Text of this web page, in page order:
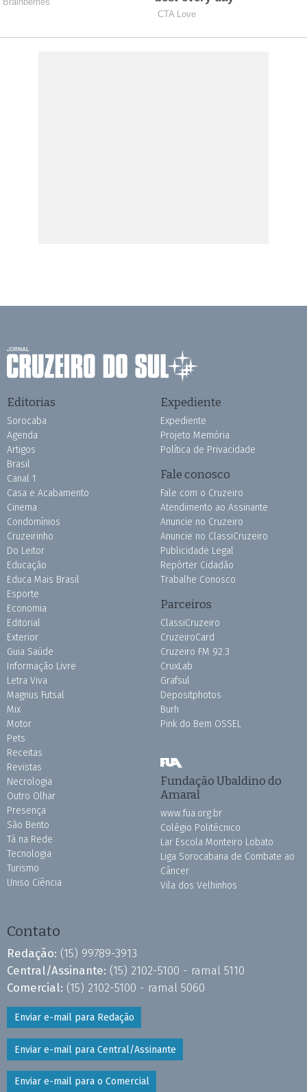
Editorias
Sorocaba
Agenda
Artigos
Brasil
Canal 1
Casa e Acabamento
Cinema
Condomínios
Cruzeirinho
Do Leitor
Educação
Educa Mais Brasil
Esporte
Economia
Editorial
Exterior
Guia Saúde
Informação Livre
Letra Viva
Magnus Futsal
Mix
Motor
Pets
Receitas
Revistas
Necrologia
Outro Olhar
Presença
São Bento
Tá na Rede
Tecnologia
Turismo
Uniso Ciência
Expediente
Expediente
Projeto Memória
Política de Privacidade
Fale conosco
Fale com o Cruzeiro
Atendimento ao Assinante
Anuncie no Cruzeiro
Anuncie no ClassiCruzeiro
Publicidade Legal
Repórter Cidadão
Trabalhe Conosco
Parceiros
ClassiCruzeiro
CruzeiroCard
Cruzeiro FM 92.3
CruxLab
Grafsul
Depositphotos
Burh
Pink do Bem OSSEL
Fundação Ubaldino do
Amaral
www.fua.org.br
Colégio Politécnico
Lar Escola Monteiro Lobato
Liga Sorocabana de Combate ao
Câncer
Vila dos Velhinhos
Contato
Redação: (15) 99789-3913
Central/Assinante: (15) 2102-5100 - ramal 5110
Comercial: (15) 2102-5100 - ramal 5060
Enviar e-mail para Redação
Enviar e-mail para Central/Assinante
Enviar e-mail para o Comercial